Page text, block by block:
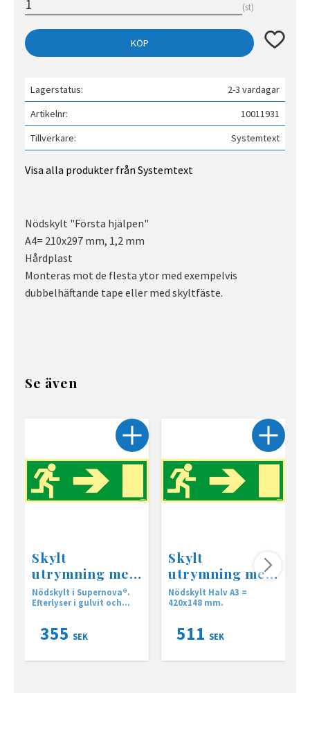
st
KÖP Lägg till
Lagerstatus
2-3 vardagar
Artikelnr
10011931
Tillverkare
Systemtext
Visa alla produkter från Systemtext
Nödskylt "Första hjälpen"
A4= 210x297 mm, 1,2 mm
Hårdplast
Monteras mot de flesta ytor med exempelvis
dubbelhäftande tape eller med skyltfäste.
Se även
Skylt
utrymning med
pil, 297x105 mm
Nödskylt i Supernova®.
Efterlyser i gulvit och
297x105 mm.
355 SEK
Skylt
utrymning med
pil, 420x148 mm
Nödskylt Halv A3 =
420x148 mm.
511 SEK